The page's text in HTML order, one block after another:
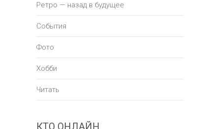
Ретро — назад в будущее
События
Фото
Хобби
Читать